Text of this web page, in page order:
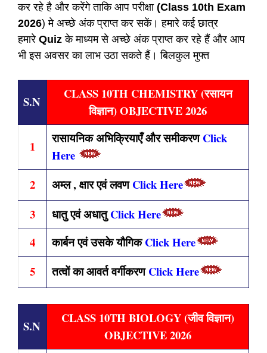
कर रहे है और करेंगे ताकि आप परीक्षा (Class 10th Exam
2026) मे अच्छे अंक प्राप्त कर सकें। हमारे कई छात्र
हमारे Quiz के माध्यम से अच्छे अंक प्राप्त कर रहे हैं और आप
भी इस अवसर का लाभ उठा सकते हैं। बिलकुल मुफ्त
S.N
CLASS 10TH CHEMISTRY (रसायन
विज्ञान) OBJECTIVE 2026
1
रासायनिक अभिक्रियाएँ और समीकरणClick
Here
2
अम्ल , क्षार एवं लवणClick Here
3
धातु एवं अधातुClick Here
4
कार्बन एवं उसके यौगिकClick Here
5
तत्वों का आवर्त वर्गीकरणClick Here
S.N
CLASS 10TH BIOLOGY (जीव विज्ञान)
OBJECTIVE 2026